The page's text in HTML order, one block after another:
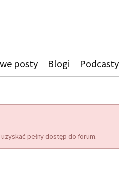
posty Blogi Podcasty
uzyskać pełny dostęp do forum.